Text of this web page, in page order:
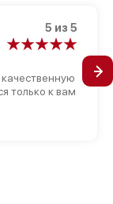
5 из 5
только к вам